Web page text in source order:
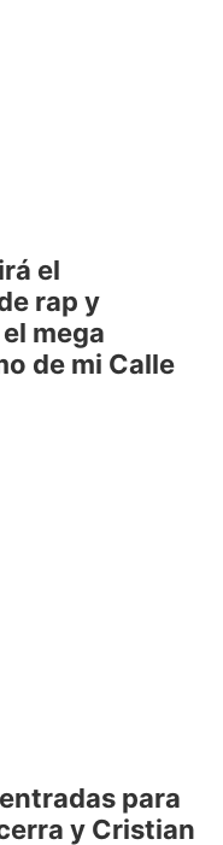
el
rap y
mega
de mi Calle
para
y Cristian